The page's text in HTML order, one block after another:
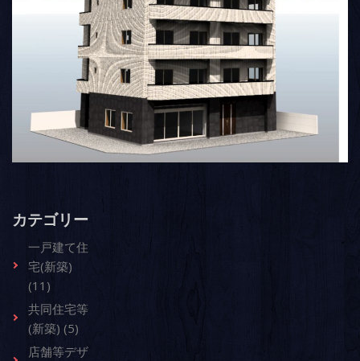
カテゴリー
一戸建て住
宅(新築)
(11)
共同住宅等
(新築) (5)
店舗等デザ